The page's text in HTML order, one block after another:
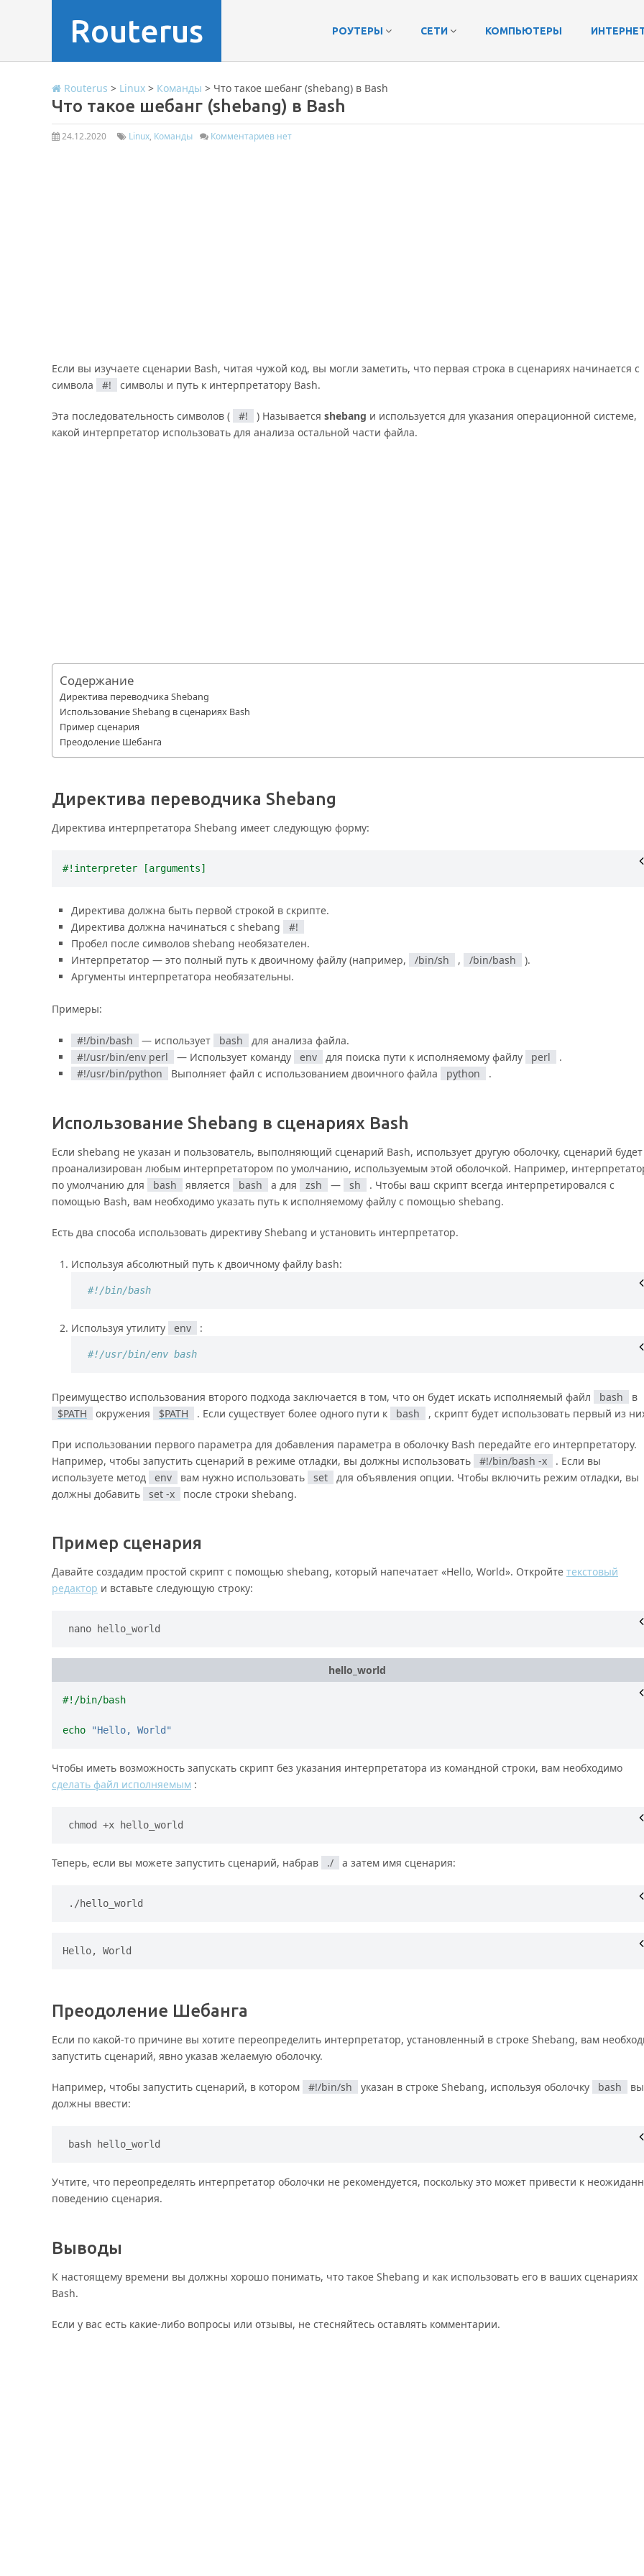
Routerus РОУТЕРЫ СЕТИ КОМПЬЮТЕРЫ
Routerus > Linux > Команды > Что такое шебанг (shebang) в Bash
Что такое шебанг (shebang) в Bash
24.12.2020 Linux, Команды Комментариев нет
Если вы изучаете сценарии Bash, читая чужой код, вы могли заметить, что первая строка в сценариях начинается с
символа
#! символы и путь к интерпретатору Bash.
Эта последовательность символов ( #! ) Называется shebang и используется для указания операционной системе,
какой интерпретатор использовать для анализа остальной части файла.
Содержание
Директива переводчика Shebang
Использование Shebang в сценариях Bash
Пример сценария
Преодоление Шебанга
Директива переводчика Shebang
Директива интерпретатора Shebang имеет следующую форму:
Директива должна быть первой строкой в скрипте.
Директива должна начинаться с shebang
#!
Пробел после символов shebang необязателен.
Интерпретатор — это полный путь к двоичному файлу (например,
/bin/sh , /bin/bash
).
Аргументы интерпретатора необязательны.
Примеры:
#!/bin/bash — использует bash
для анализа файла.
#!/usr/bin/env perl
— Использует команду env для поиска пути к исполняемому файлу perl
.
#!/usr/bin/python
Выполняет файл с использованием двоичного файла python .
Использование Shebang в сценариях Bash
Если shebang не указан и пользователь, выполняющий сценарий Bash, использует другую оболочку, сценарий будет
проанализирован любым интерпретатором по умолчанию, используемым этой оболочкой. Например,
по умолчанию для
bash является bash а для zsh — sh
. Чтобы ваш скрипт всегда интерпретировался с
помощью Bash, вам необходимо указать путь к исполняемому файлу с помощью shebang.
Есть два способа использовать директиву Shebang и установить интерпретатор.
Используя абсолютный путь к двоичному файлу bash:
#!/bin/bash
Используя утилиту env :
#!/usr/bin/env bash
Преимущество использования второго подхода заключается в том, что он будет искать исполняемый файл bash
в
$PATH
окружения $PATH . Если существует более одного пути к bash , скрипт будет использовать первый из
При использовании первого параметра для добавления параметра в оболочку Bash передайте его интерпретатору.
Например, чтобы запустить сценарий в режиме отладки, вы должны использовать
#!/bin/bash -x
. Если вы
используете метод
env вам нужно использовать set
для объявления опции. Чтобы включить режим отладки, вы
должны добавить
set -x после строки shebang.
Пример сценария
Давайте создадим простой скрипт с помощью shebang, который напечатает «Hello, World». Откройте текстовый
редактор и вставьте следующую строку:
nano hello_world
hello_world
echo "Hello, World"
Чтобы иметь возможность запускать скрипт без указания интерпретатора из командной строки, вам необходимо
сделать файл исполняемым :
chmod +x hello_world
Теперь, если вы можете запустить сценарий, набрав ./ а затем имя сценария:
./hello_world
Преодоление Шебанга
Если по какой-то причине вы хотите переопределить интерпретатор, установленный в строке Shebang, вам
запустить сценарий, явно указав желаемую оболочку.
Например, чтобы запустить сценарий, в котором #!/bin/sh указан в строке Shebang, используя оболочку bash
вы
должны ввести:
bash hello_world
Учтите, что переопределять интерпретатор оболочки не рекомендуется, поскольку это может привести к
поведению сценария.
Выводы
К настоящему времени вы должны хорошо понимать, что такое Shebang и как использовать его в ваших сценариях
Bash.
Если у вас есть какие-либо вопросы или отзывы, не стесняйтесь оставлять комментарии.